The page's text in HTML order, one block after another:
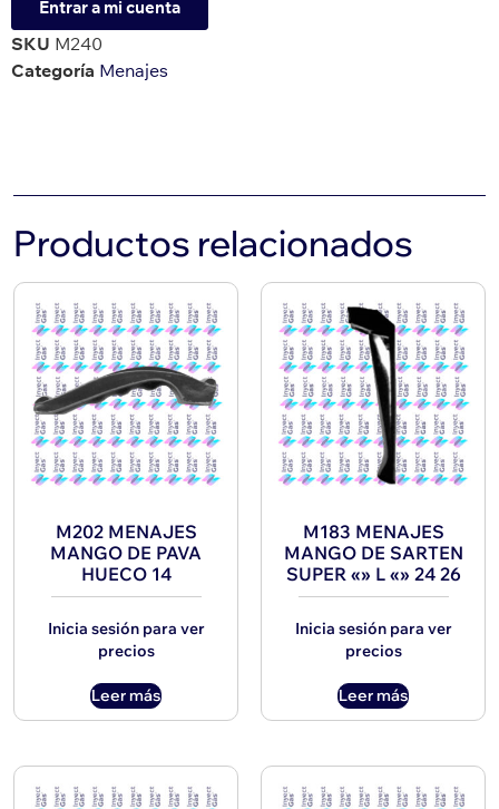
Entrar a mi cuenta
SKU M240
Categoría Menajes
Productos relacionados
M202 MENAJES
MANGO DE PAVA
HUECO 14
Inicia sesión para ver
precios
Leer más
M183 MENAJES
MANGO DE SARTEN
SUPER «» L «» 24 26
Inicia sesión para ver
precios
Leer más